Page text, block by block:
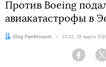
Против Boeing
авиакатастрофы в
Автор:
Oleg Panfilovych Дата:
23:02, 28 марта